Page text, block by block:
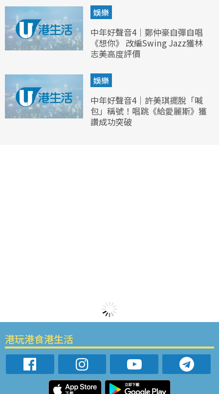
娛樂
中年好聲音4｜鄭仲豪自彈自唱
《想你》 改編Swing Jazz獲林
志美高度評價
娛樂
中年好聲音4｜許美琪擺脫「喊
包」稱號！唱跳《給愛麗斯》獲
讚成功突破
港玩港食港生活